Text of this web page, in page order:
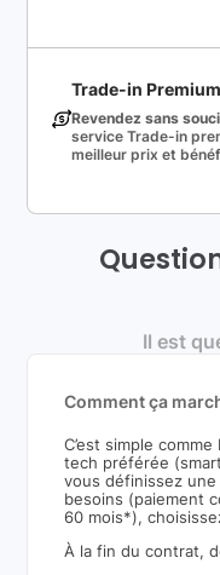
Trade-in Premium
Revendez sans
service Trade-in
meilleur prix et
Il est
Comment ça
C’est simple
tech préférée
vous définissez
besoins (paiement
60 mois*),
À la fin du contrat,